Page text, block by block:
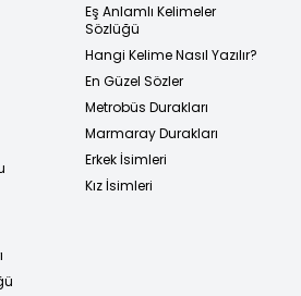
Eş Anlamlı Kelimeler
Sözlüğü
Hangi Kelime Nasıl Yazılır?
En Güzel Sözler
Metrobüs Durakları
Marmaray Durakları
Erkek İsimleri
Kız İsimleri